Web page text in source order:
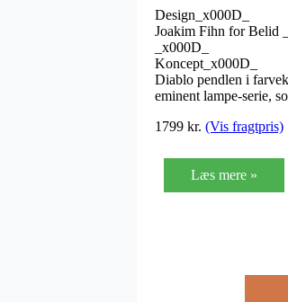
Design_x000D_
Joakim Fihn for Belid
_x000D_
Koncept_x000D_
Diablo pendlen i
eminent lampe-serie,
1799 kr. (Vis fragtpris)
Læs mere »